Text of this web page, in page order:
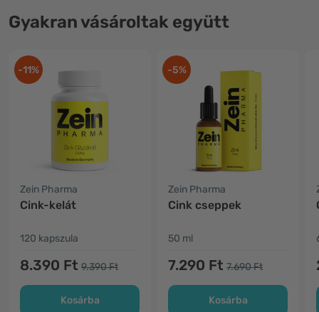
Gyakran vásároltak együtt
-11%
Zein Pharma
Cink-kelát
120 kapszula
8.390 Ft 9.390 Ft
Kosárba
-5%
Zein Pharma
Cink cseppek
50 ml
7.290 Ft 7.690 Ft
Kosárba